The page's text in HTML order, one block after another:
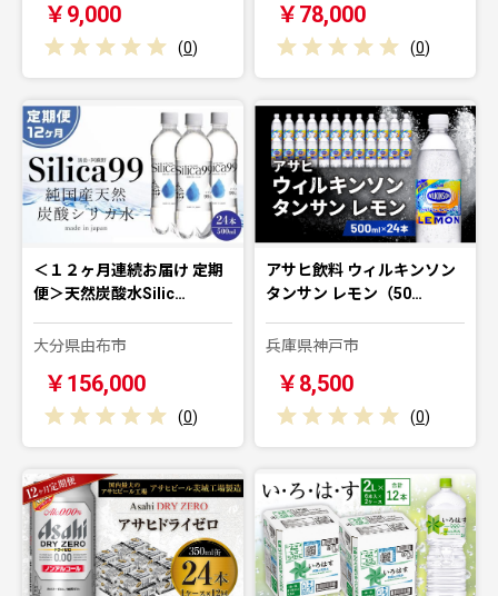
￥9,000
(0)
￥78,000
(0)
＜１２ヶ月連続お届け 定期
便＞天然炭酸水Silic…
大分県由布市
￥156,000
(0)
アサヒ飲料 ウィルキンソン
タンサン レモン（50…
兵庫県神戸市
￥8,500
(0)